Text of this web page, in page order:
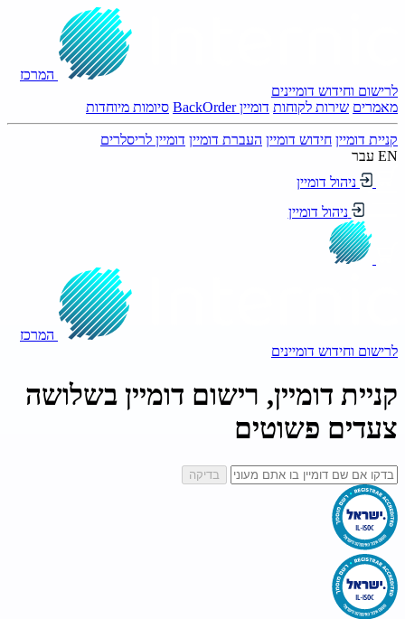
המרכז
לרישום וחידוש דומיינים
מאמרים שירות לקוחות דומיין BackOrder סיומות מיוחדות
קניית דומיין חידוש דומיין העברת דומיין דומיין לריסלרים
EN עבר
ניהול דומיין
ניהול דומיין
המרכז
לרישום וחידוש דומיינים
קניית דומיין, רישום דומיין בשלושה
צעדים פשוטים
בדיקה